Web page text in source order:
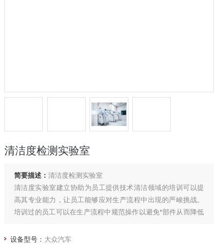
清洁度检测实验室
简要描述： 清洁度检测实验室
清洁度实验室建立协助为员工提供技术清洁领域的培训可以提
高其专业能力，让员工能够应对生产流程中出现的严峻挑战。
培训过的员工可以在生产流程中规范操作以避免*部件从而降低
满足VDA19.1 & ISO16232， 以及奔驰，宝马，大众，博世，
设备型号： 大众汽车